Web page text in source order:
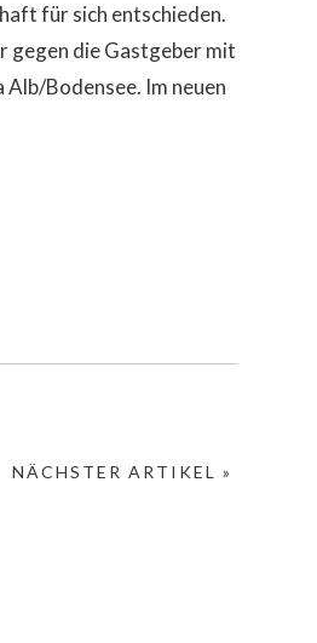
für sich entschieden.
gegen die Gastgeber mit
Bodensee. Im neuen
NÄCHSTER ARTIKEL »